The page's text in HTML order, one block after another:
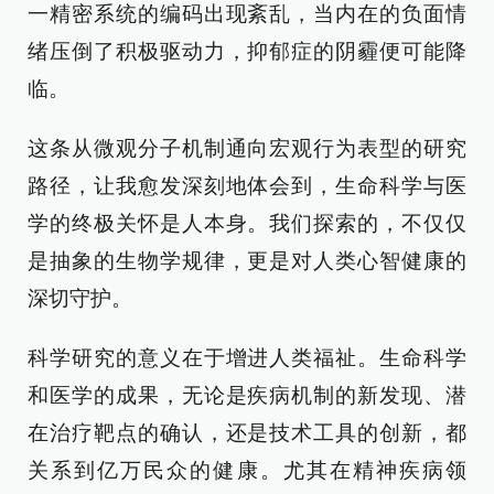
一精密系统的编码出现紊乱，当内在的负面情
绪压倒了积极驱动力，抑郁症的阴霾便可能降
临。
这条从微观分子机制通向宏观行为表型的研究
路径，让我愈发深刻地体会到，生命科学与医
学的终极关怀是人本身。我们探索的，不仅仅
是抽象的生物学规律，更是对人类心智健康的
深切守护。
科学研究的意义在于增进人类福祉。生命科学
和医学的成果，无论是疾病机制的新发现、潜
在治疗靶点的确认，还是技术工具的创新，都
关系到亿万民众的健康。尤其在精神疾病领